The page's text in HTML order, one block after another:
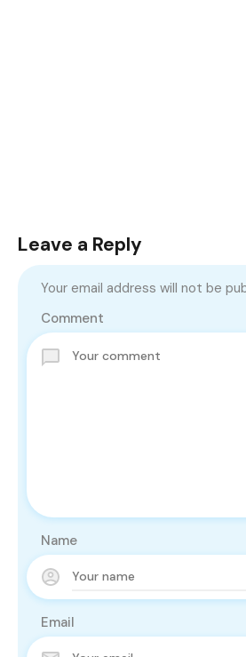
Leave a Reply
Your email address will not be
Comment
Name
Email